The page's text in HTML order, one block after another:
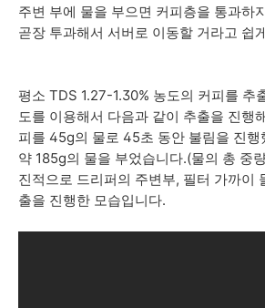
주변 부에 물을 부으면 커피층을 통과하
곧장 투과해서 서버로 이동할 거라고 쉽
평소 TDS 1.27-1.30% 농도의 커피를 추
도를 이용해서 다음과 같이 추출을 진행
피를 45g의 물로 45초 동안 불림을 진행
약 185g의 물을 부었습니다.(물의 총 중
진적으로 드리퍼의 주변부, 필터 가까이
출을 진행한 모습입니다.